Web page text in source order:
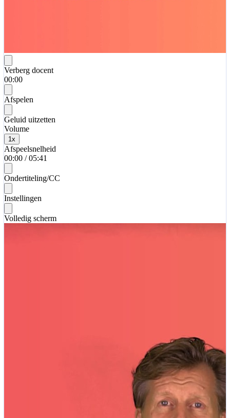
Verberg docent
00:00
Afspelen
Geluid uitzetten
Volume
1x
Afspeelsnelheid
00:00 / 05:41
Ondertiteling/CC
Instellingen
Volledig scherm